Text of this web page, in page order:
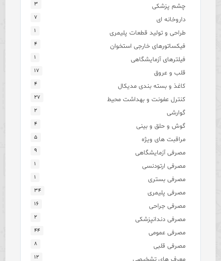
چشم پزشکی ۳
داروخانه ای ۷
طراحی و تولید قطعات پلیمری ۱
فیکساتورهای خارجی استخوان ۴
فیلترهای آزمایشگاهی ۱
قلب و عروق ۱۷
کاغذ و بسته بندی مدیکال ۴
کنترل عفونت و بهداشت محیط ۲۷
گوارشی ۲
گوش و حلق و بینی ۴
مراقبت های ویژه ۵
مصرفی آزمایشگاهی ۹
مصرفی ارتودنسی ۱
مصرفی بستری ۱
مصرفی پلیمری ۳۴
مصرفی جراحی ۱۶
مصرفی دندانپزشکی ۲
مصرفی عمومی ۴۴
مصرفی قلبی ۸
معرف های تشخیصی ۱۲